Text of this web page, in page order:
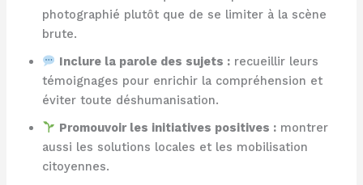
photographié plutôt que de se limiter à la scène
brute.
Inclure la parole des sujets : recueillir leurs
témoignages pour enrichir la compréhension et
éviter toute déshumanisation.
Promouvoir les initiatives positives : montrer
aussi les solutions locales et les mobilisation
citoyennes.